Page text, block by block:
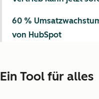
Ein Tool für alles
60 %
von HubSpot